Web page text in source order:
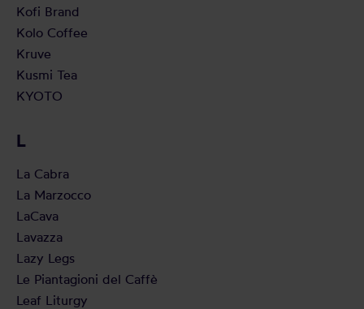
Kofi Brand
Kolo Coffee
Kruve
Kusmi Tea
KYOTO
L
La Cabra
La Marzocco
LaCava
Lavazza
Lazy Legs
Le Piantagioni del Caffè
Leaf Liturgy